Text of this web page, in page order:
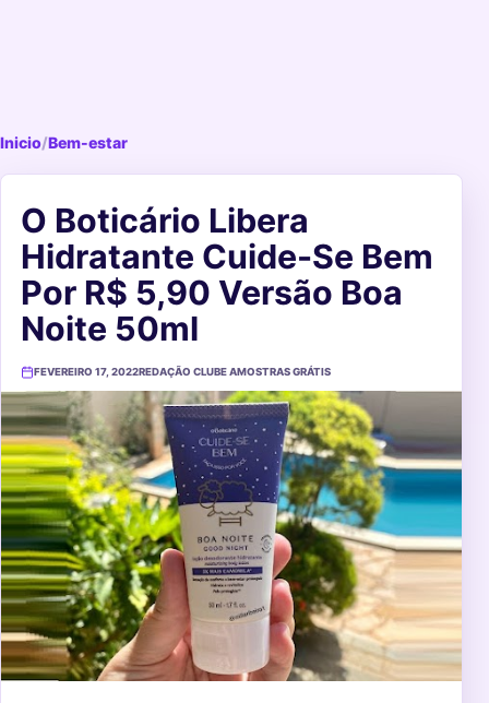
Inicio/Bem-estar
O Boticário Libera
Hidratante Cuide-Se Bem
Por R$ 5,90 Versão Boa
Noite 50ml
FEVEREIRO 17, 2022REDAÇÃO CLUBE AMOSTRAS GRÁTIS